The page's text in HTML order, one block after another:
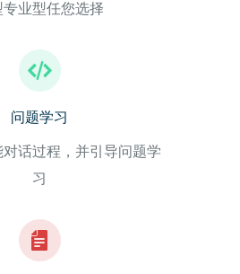
专业型任您选择
问题学习
话过程，并引导问题学
习